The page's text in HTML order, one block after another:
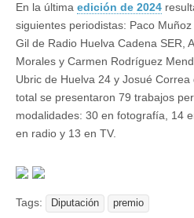
En la última edición de 2024
siguientes periodistas: Paco
Gil de Radio Huelva Cadena SER,
Morales y Carmen Rodríguez
Ubric de Huelva 24 y Josué
total se presentaron 79 trabajos
modalidades: 30 en fotografía, 14
en radio y 13 en TV.
Tags: Diputación premio